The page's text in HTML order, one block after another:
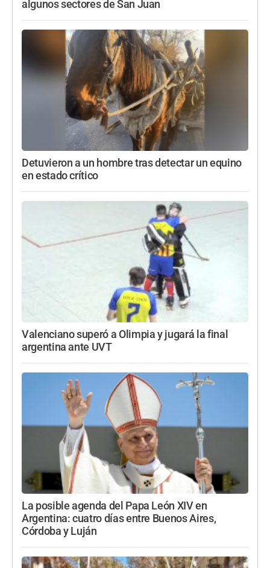
algunos sectores de San Juan
Detuvieron a un hombre tras detectar un equino
en estado crítico
Valenciano superó a Olimpia y jugará la final
argentina ante UVT
La posible agenda del Papa León XIV en
Argentina: cuatro días entre Buenos Aires,
Córdoba y Luján